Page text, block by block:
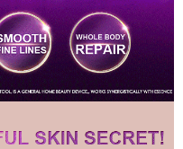
ini untuk membayar bil
pembayaran menggunakan
memberikan maklumat peribadi
kepada Taiwan Mobile untuk
untuk pengesahan,
secara lengkap melalui